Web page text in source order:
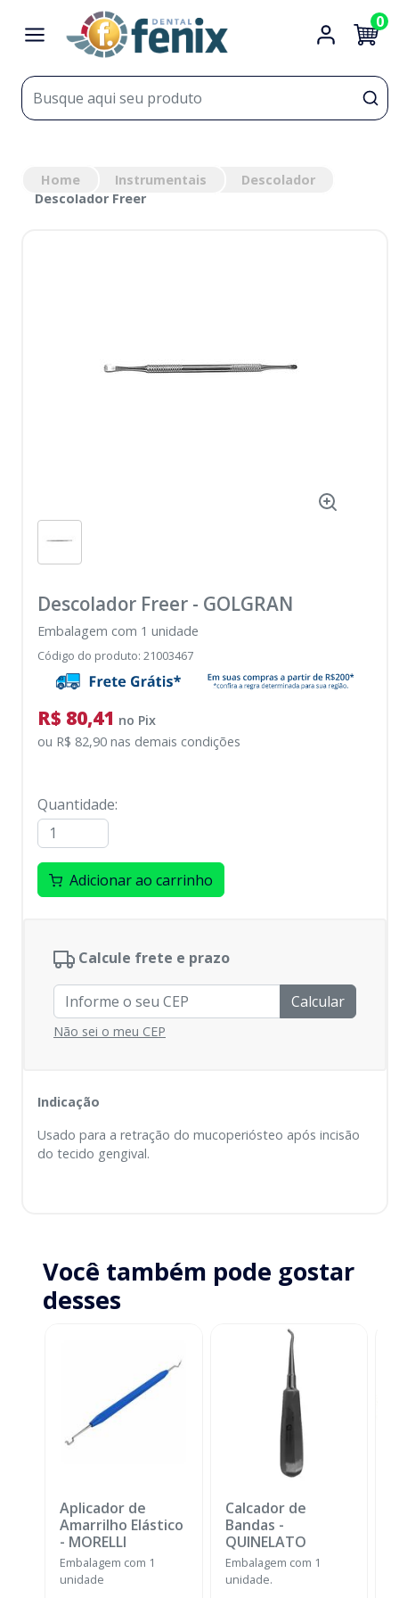
0
Home Instrumentais
Descolador
Descolador Freer
Descolador Freer - GOLGRAN
Embalagem com 1 unidade
Código do produto: 21003467
R$ 80,41 no Pix
ou R$ 82,90 nas demais condições
Quantidade:
Adicionar ao carrinho
Calcule frete e prazo
Calcular
Não sei o meu CEP
Indicação
Usado para a retração do mucoperiósteo após incisão
do tecido gengival.
Você também pode gostar
desses
Aplicador de
Amarrilho Elástico
- MORELLI
Embalagem com 1
unidade
Calcador de
Bandas -
QUINELATO
Embalagem com 1
unidade.